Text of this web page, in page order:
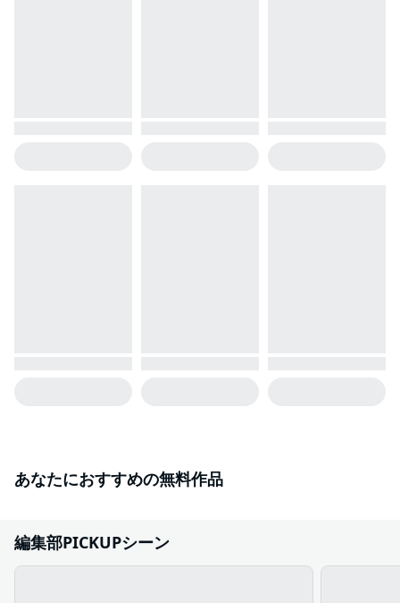
あなたにおすすめの無料作品
編集部PICKUPシーン